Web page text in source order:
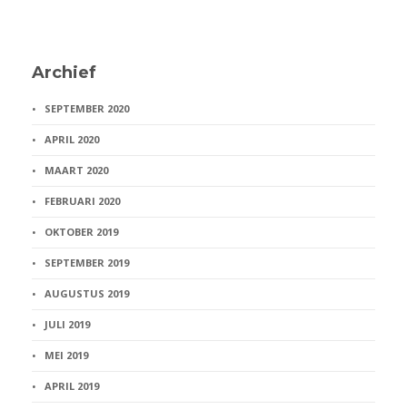
Archief
SEPTEMBER 2020
APRIL 2020
MAART 2020
FEBRUARI 2020
OKTOBER 2019
SEPTEMBER 2019
AUGUSTUS 2019
JULI 2019
MEI 2019
APRIL 2019